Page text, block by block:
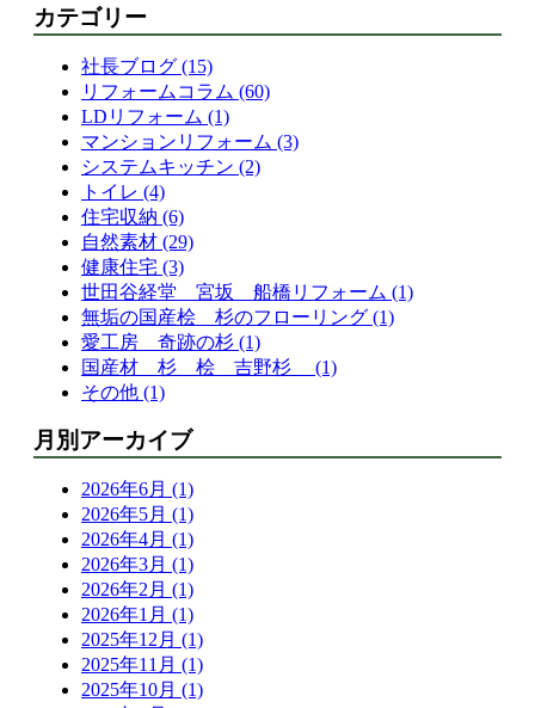
カテゴリー
社長ブログ (15)
リフォームコラム (60)
LDリフォーム (1)
マンションリフォーム (3)
システムキッチン (2)
トイレ (4)
住宅収納 (6)
自然素材 (29)
健康住宅 (3)
世田谷経堂 宮坂 船橋リフォーム (1)
無垢の国産桧 杉のフローリング (1)
愛工房 奇跡の杉 (1)
国産材 杉 桧 吉野杉 (1)
その他 (1)
月別アーカイブ
2026年6月 (1)
2026年5月 (1)
2026年4月 (1)
2026年3月 (1)
2026年2月 (1)
2026年1月 (1)
2025年12月 (1)
2025年11月 (1)
2025年10月 (1)